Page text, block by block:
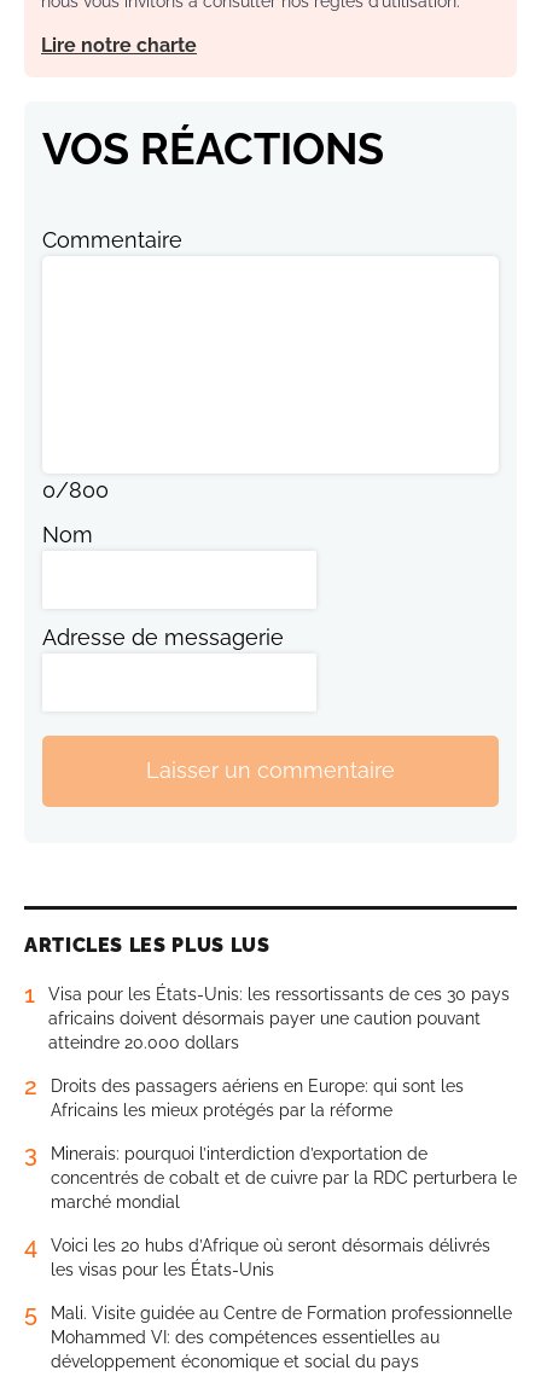
Lire notre charte
VOS RÉACTIONS
Commentaire
0/800
Nom
Adresse de messagerie
Laisser un commentaire
ARTICLES LES PLUS LUS
1
Visa pour les États-Unis: les ressortissants de ces 30 pays
africains doivent désormais payer une caution pouvant
atteindre 20.000 dollars
2
Droits des passagers aériens en Europe: qui sont les
Africains les mieux protégés par la réforme
3
Minerais: pourquoi l’interdiction d’exportation de
concentrés de cobalt et de cuivre par la RDC perturbera le
marché mondial
4
Voici les 20 hubs d’Afrique où seront désormais délivrés
les visas pour les États-Unis
5
Mali. Visite guidée au Centre de Formation professionnelle
Mohammed VI: des compétences essentielles au
développement économique et social du pays